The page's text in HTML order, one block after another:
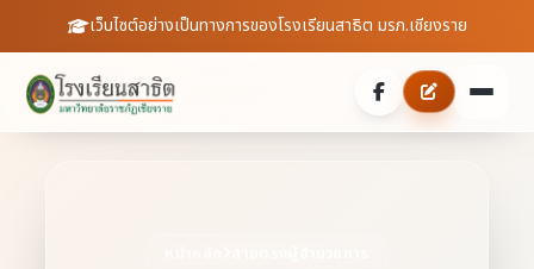
เว็บไซต์อย่างเป็นทางการของโรงเรียนสาธิต มรภ.เชียงราย